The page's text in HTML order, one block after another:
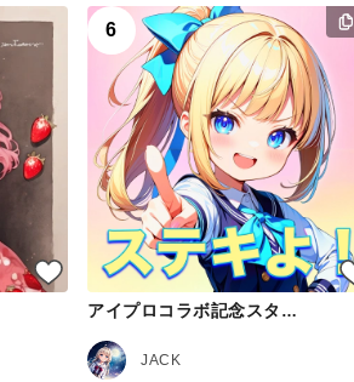
6
アイプロコラボ記念スタンプ
JACK